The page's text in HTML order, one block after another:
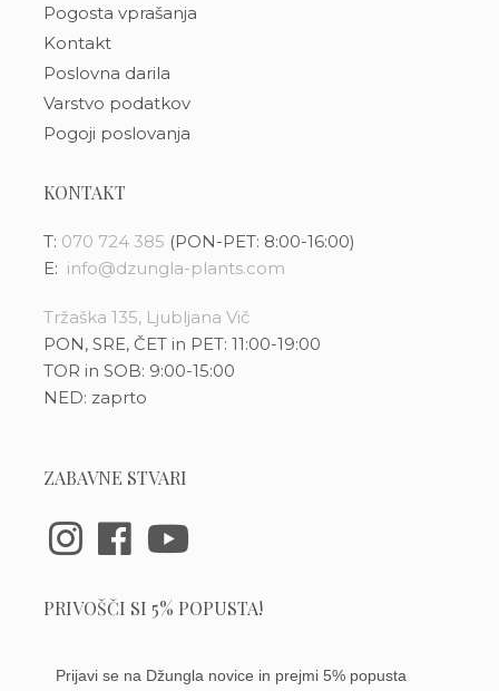
Pogosta vprašanja
Kontakt
Poslovna darila
Varstvo podatkov
Pogoji poslovanja
KONTAKT
T: 070 724 385 (PON-PET: 8:00-16:00)
E: info@dzungla-plants.com
Tržaška 135, Ljubljana Vič
PON, SRE, ČET in PET: 11:00-19:00
TOR in SOB: 9:00-15:00
NED: zaprto
ZABAVNE STVARI
PRIVOŠČI SI 5% POPUSTA!
Prijavi se na Džungla novice in prejmi 5% popusta